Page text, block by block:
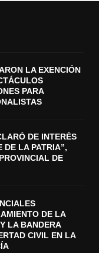
LA EXENCIÓN
PARA
DE INTERÉS
DE LA PATRIA”,
DE
DE LA
LA BANDERA
CIVIL EN LA